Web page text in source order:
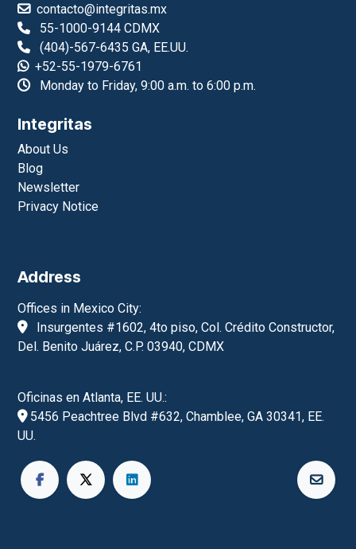
contacto@integritas.mx
55-1000-9144 CDMX
(404)-567-6435 GA, EE.UU.
+52-55-1979-6761
Monday to Friday, 9:00 a.m. to 6:00 p.m.
Integritas
About Us
Blog
Newsletter
Privacy Notice
Address
Offices in Mexico City:
Insurgentes #1602, 4to piso, Col. Crédito Constructor,
Del. Benito Juárez, C.P. 03940, CDMX
Oficinas en Atlanta, EE. UU.:
5456 Peachtree Blvd #632, Chamblee, GA 30341, EE.
UU.